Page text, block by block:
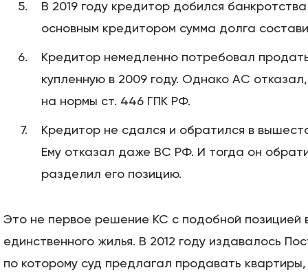
В 2019 году кредитор добился
основным кредитором сумма долга
Кредитор немедленно потребовал
купленную в 2009 году. Однако АС
на нормы ст. 446 ГПК РФ.
Кредитор не сдался и обратился в
Ему отказал даже ВС РФ. И тогда он
разделил его позицию.
Это не первое решение КС с подобной позицией
единственного жилья. В 2012 году издавалось
по которому суд предлагал продавать